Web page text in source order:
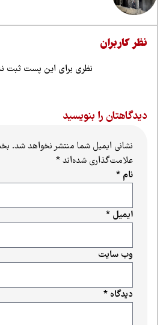
کاربران
نظری برای این پست ثبت
را بنویسید
نشانی ایمیل شما منتشر نخواهد شد.بخش‌های
علامت‌گذاری شده‌اند*
دیدگاه*
ایمیل*
وب‌ سایت